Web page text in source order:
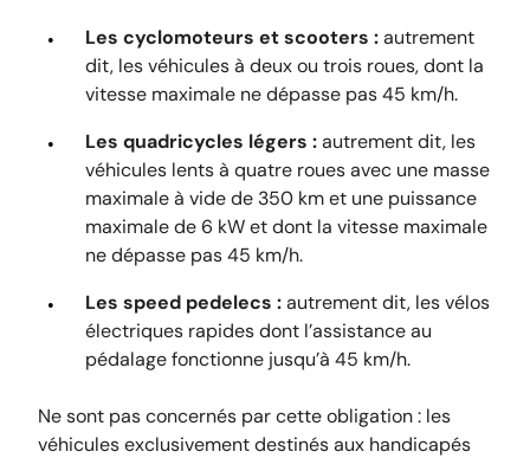
Les cyclomoteurs et scooters :autrement
dit, les véhicules à deux ou trois roues, dont la
vitesse maximale ne dépasse pas 45 km/h.
Les quadricycles légers :autrement dit, les
véhicules lents à quatre roues avec une masse
maximale à vide de 350 km et une puissance
maximale de 6 kW et dont la vitesse maximale
ne dépasse pas 45 km/h.
Les speed pedelecs :autrement dit, les vélos
électriques rapides dont l’assistance au
pédalage fonctionne jusqu’à 45 km/h.
Ne sont pas concernés par cette obligation : les
véhicules exclusivement destinés aux handicapés